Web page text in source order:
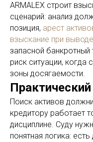
ARMALEX строит
сценарий: анализ
позиция, арест
взыскание при
запасной банкротный
риск ситуации, когда
зоны досягаемости.
Поиск активов
кредитору работает
дисциплине. Суду
понятная логика: